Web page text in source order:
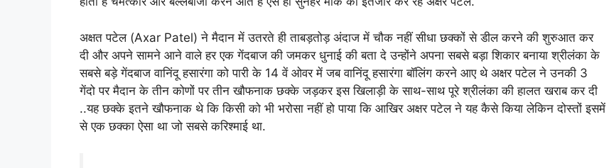
अक्षत पटेल (Axar Patel) ने मैदान में उतरते ही ताबड़तोड़ अंदाज में चौक नहीं सीधा छक्कों से डील करने की शुरुआत कर
दी और अपने सामने आने वाले हर एक गेंदबाज की जमकर धुनाई की बता दे उन्होंने अपना सबसे बड़ा शिकार बनाया श्रीलंका के
सबसे बड़े गेंदबाज वानिंदू हसारंगा को पारी के 14 वें ओवर में जब वानिंदू हसारंगा बॉलिंग करने आए थे अक्षर पटेल ने उनकी 3
गेंदो पर मैदान के तीन कोणों पर तीन खौफनाक छक्के जड़कर इस खिलाड़ी के साथ-साथ पूरे श्रीलंका की हालत खराब कर दी
..यह छक्के इतने खौफनाक थे कि किसी को भी भरोसा नहीं हो पाया कि आखिर अक्षर पटेल ने यह कैसे किया लेकिन दोस्तों इसमें
से एक छक्का ऐसा था जो सबसे करिश्माई था.